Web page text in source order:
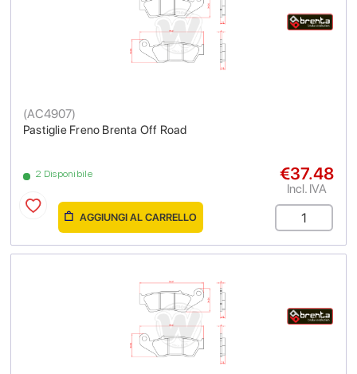
Pastiglie Freno Brenta Off Road
(AC4907)
2 Disponibile €37.48
Incl. IVA
AGGIUNGI AL CARRELLO